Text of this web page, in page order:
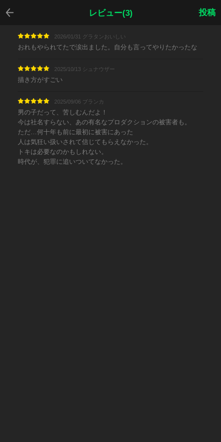
レビュー(3)
戻る
投稿
2026/01/31 グラタンおいしい
おれもやられてたで涙出ました。自分も言ってやりたかったな
2025/10/13 シュナウザー
描き方がすごい
2025/09/06 ブランカ
男の子だって、苦しむんだよ！
今は社名すらない、あの有名なプロダクションの被害者も。
ただ…何十年も前に最初に被害にあった
人は気狂い扱いされて信じてもらえなかった。
トキは必要なのかもしれない。
時代が、犯罪に追いついてなかった。